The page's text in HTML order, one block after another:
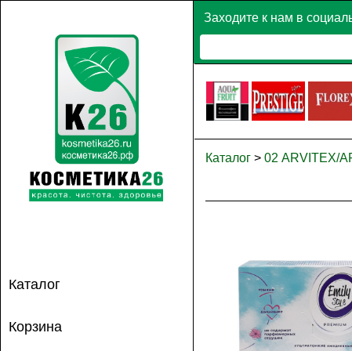
Заходите к нам в
Каталог
Корзина
Каталог > 02 ARVITEX/